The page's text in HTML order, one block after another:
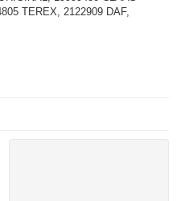
TEREX, 2122909 DAF,